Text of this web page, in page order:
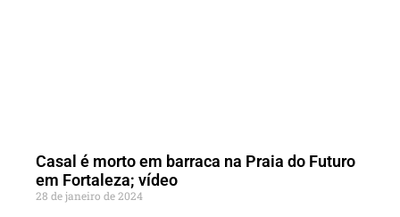
Casal é morto em barraca na Praia do Futuro
em Fortaleza; vídeo
28 de janeiro de 2024